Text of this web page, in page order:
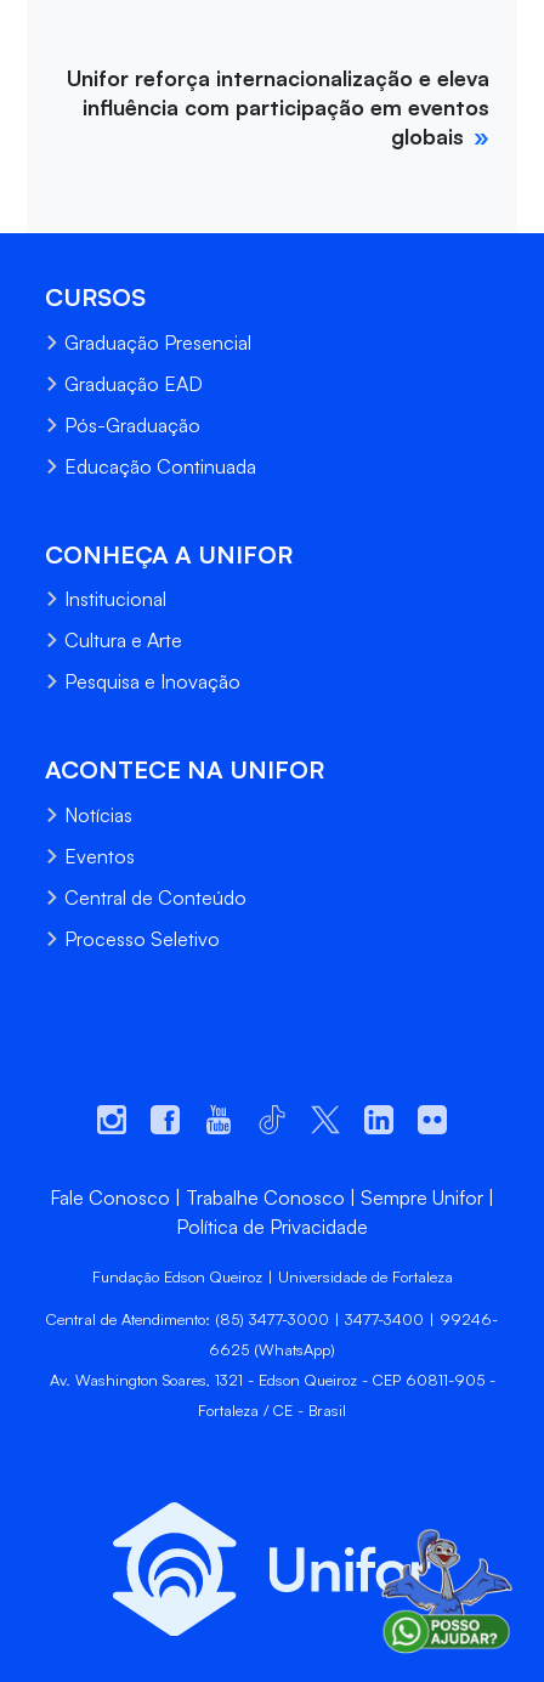
Unifor reforça internacionalização e eleva
influência com participação em eventos
globais
CURSOS
Graduação Presencial
Graduação EAD
Pós-Graduação
Educação Continuada
CONHEÇA A UNIFOR
Institucional
Cultura e Arte
Pesquisa e Inovação
ACONTECE NA UNIFOR
Notícias
Eventos
Central de Conteúdo
Processo Seletivo
Fale Conosco Trabalhe Conosco
Sempre Unifor
Política de Privacidade
Fundação Edson Queiroz | Universidade de Fortaleza
Central de Atendimento: (85) 3477-3000 | 3477-3400 | 99246-
6625 (WhatsApp)
Av. Washington Soares, 1321 - Edson Queiroz - CEP 60811-905 -
Fortaleza / CE - Brasil